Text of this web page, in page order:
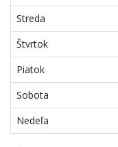
Streda
Štvrtok
Piatok
Sobota
Nedeľa